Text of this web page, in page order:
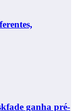
ganha pré-